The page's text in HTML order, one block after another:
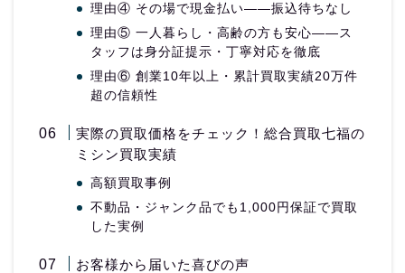
理由④ その場で現金払い——振込待ちなし
理由⑤ 一人暮らし・高齢の方も安心——ス
タッフは身分証提示・丁寧対応を徹底
理由⑥ 創業10年以上・累計買取実績20万件
超の信頼性
実際の買取価格をチェック！総合買取七福の
ミシン買取実績
高額買取事例
不動品・ジャンク品でも1,000円保証で買取
した実例
お客様から届いた喜びの声